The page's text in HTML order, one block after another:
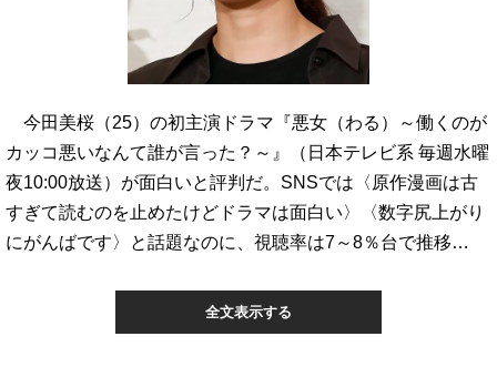
今田美桜（25）の初主演ドラマ『悪女（わる）～働くのが
カッコ悪いなんて誰が言った？～』（日本テレビ系 毎週水曜
夜10:00放送）が面白いと評判だ。SNSでは〈原作漫画は古
すぎて読むのを止めたけどドラマは面白い〉〈数字尻上がり
にがんばです〉と話題なのに、視聴率は7～8％台で推移…
全文表示する